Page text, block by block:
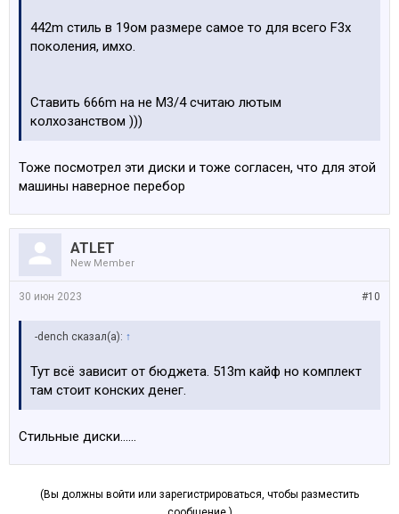
442m стиль в 19ом размере самое то для всего F3x
поколения, имхо.
Ставить 666m на не М3/4 считаю лютым
колхозанством )))
Тоже посмотрел эти диски и тоже согласен, что для этой
машины наверное перебор
ATLET
New Member
#10
30 июн 2023
-dench сказал(а): ↑
Тут всё зависит от бюджета. 513m кайф но комплект
там стоит конских денег.
Стильные диски......
(Вы должны войти или зарегистрироваться, чтобы разместить